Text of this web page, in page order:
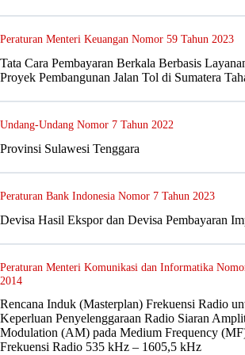
Peraturan Menteri Keuangan Nomor 59 Tahun 2023
Tata Cara Pembayaran Berkala Berbasis
Proyek Pembangunan Jalan Tol di Sumatera
Undang-Undang Nomor 7 Tahun 2022
Provinsi Sulawesi Tenggara
Peraturan Bank Indonesia Nomor 7 Tahun 2023
Devisa Hasil Ekspor dan Devisa Pembayaran
Peraturan Menteri Komunikasi dan Informatika
2014
Rencana Induk (Masterplan) Frekuensi Radio
Keperluan Penyelenggaraan Radio Siaran
Modulation (AM) pada Medium Frequency
Frekuensi Radio 535 kHz – 1605,5 kHz